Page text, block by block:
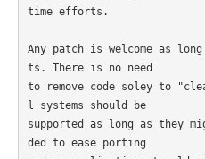
time efforts.
Any patch is welcome as
ts. There is no need
to remove code soley to
l systems should be
supported as long as they
ded to ease porting